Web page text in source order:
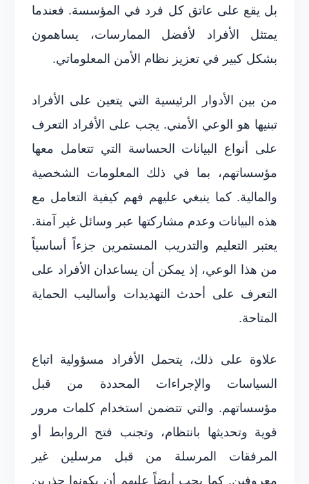
بل يقع على عاتق كل فرد في المؤسسة. فعندما
يمتثل الأفراد لأفضل الممارسات، يساهمون
بشكل كبير في تعزيز نظام الأمن المعلوماتي.
من بين الأدوار الرئيسية التي يتعين على الأفراد
تبنيها هو الوعي الأمني. يجب على الأفراد التعرف
على أنواع البيانات الحساسة التي تتعامل معها
مؤسساتهم، بما في ذلك المعلومات الشخصية
والمالية. كما ينبغي عليهم فهم كيفية التعامل مع
هذه البيانات وعدم مشاركتها عبر وسائل غير آمنة.
يعتبر التعليم والتدريب المستمرين جزءاً أساسياً
من هذا الوعي، إذ يمكن أن يساعدان الأفراد على
التعرف على أحدث التهديدات وأساليب الحماية
المتاحة.
علاوة على ذلك، يتحمل الأفراد مسؤولية اتباع
السياسات والإجراءات المحددة من قبل
مؤسساتهم. والتي تتضمن استخدام كلمات مرور
قوية وتحديثها بانتظام، وتجنب فتح الروابط أو
المرفقات المرسلة من قبل مرسلين غير
معروفين. كما يجب أيضاً عليهم أن يكونوا حذرين